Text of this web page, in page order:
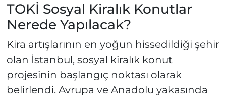
TOKİ Sosyal Kiralık Konutlar
Nerede Yapılacak?
Kira artışlarının en yoğun hissedildiği şehir
olan İstanbul, sosyal kiralık konut
projesinin başlangıç noktası olarak
belirlendi. Avrupa ve Anadolu yakasında